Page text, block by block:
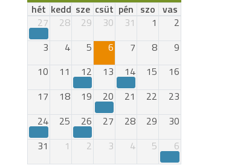
hét kedd sze csüt pén szo vas
27
28 29 30 31 1
2
3
4 5 6 7 8
9
10
11 12 13 14 15
16
17
18 19 20 21 22
23
24
25 26 27 28 29
30
31
1 2 3 4 5 6